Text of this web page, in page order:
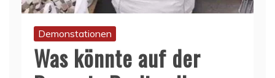
Demonstationen
Was könnte auf der